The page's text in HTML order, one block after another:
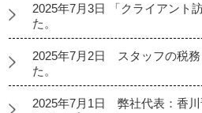
2025年7月3日 「クライアント
た。
2025年7月2日 スタッフの税務
た。
2025年7月1日 弊社代表：香